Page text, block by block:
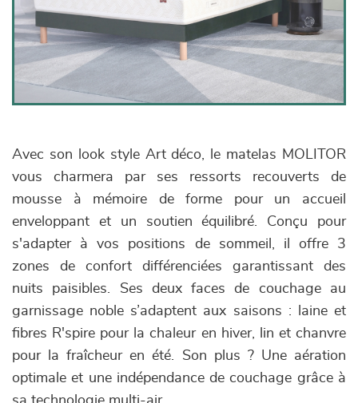
Avec son look style Art déco, le matelas MOLITOR
vous charmera par ses ressorts recouverts de
mousse à mémoire de forme pour un accueil
enveloppant et un soutien équilibré. Conçu pour
s'adapter à vos positions de sommeil, il offre 3
zones de confort différenciées garantissant des
nuits paisibles. Ses deux faces de couchage au
garnissage noble s’adaptent aux saisons : laine et
fibres R'spire pour la chaleur en hiver, lin et chanvre
pour la fraîcheur en été. Son plus ? Une aération
optimale et une indépendance de couchage grâce à